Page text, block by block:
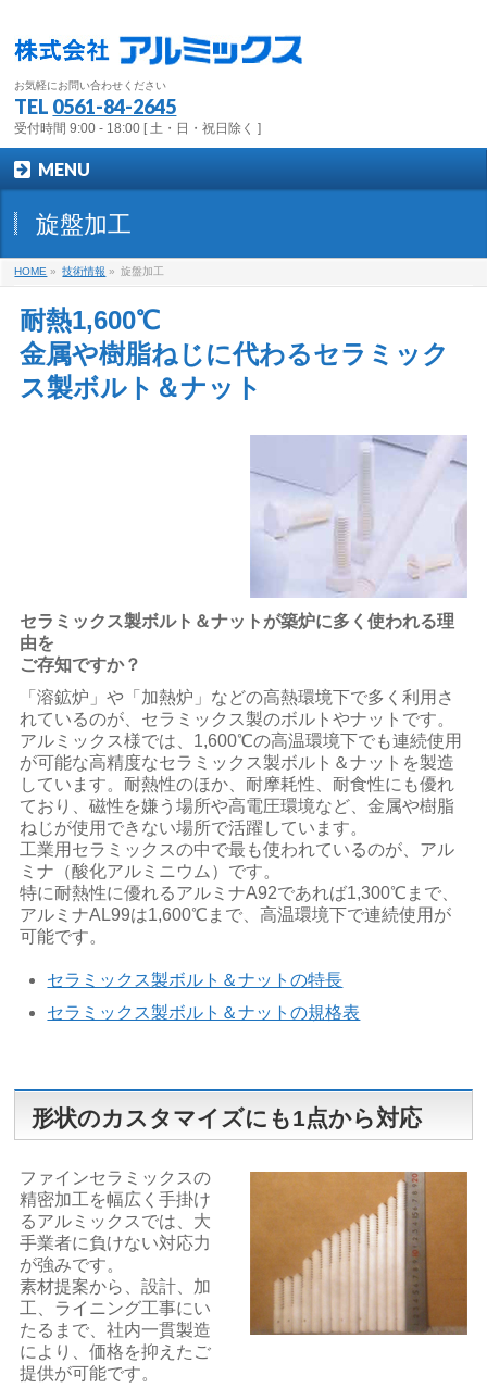
お気軽にお問い合わせください
TEL 0561-84-2645
受付時間 9:00 - 18:00 [ 土・日・祝日除く ]
MENU
旋盤加工
HOME » 技術情報 » 旋盤加工
耐熱1,600℃
金属や樹脂ねじに代わるセラミック
ス製ボルト＆ナット
セラミックス製ボルト＆ナットが築炉に多く使われる理
由を
ご存知ですか？
「溶鉱炉」や「加熱炉」などの高熱環境下で多く利用さ
れているのが、セラミックス製のボルトやナットです。
アルミックス様では、1,600℃の高温環境下でも連続使用
が可能な高精度なセラミックス製ボルト＆ナットを製造
しています。耐熱性のほか、耐摩耗性、耐食性にも優れ
ており、磁性を嫌う場所や高電圧環境など、金属や樹脂
ねじが使用できない場所で活躍しています。
工業用セラミックスの中で最も使われているのが、アル
ミナ（酸化アルミニウム）です。
特に耐熱性に優れるアルミナA92であれば1,300℃まで、
アルミナAL99は1,600℃まで、高温環境下で連続使用が
可能です。
セラミックス製ボルト＆ナットの特長
セラミックス製ボルト＆ナットの規格表
形状のカスタマイズにも1点から対応
ファインセラミックスの
精密加工を幅広く手掛け
るアルミックスでは、大
手業者に負けない対応力
が強みです。
素材提案から、設計、加
工、ライニング工事にい
たるまで、社内一貫製造
により、価格を抑えたご
提供が可能です。